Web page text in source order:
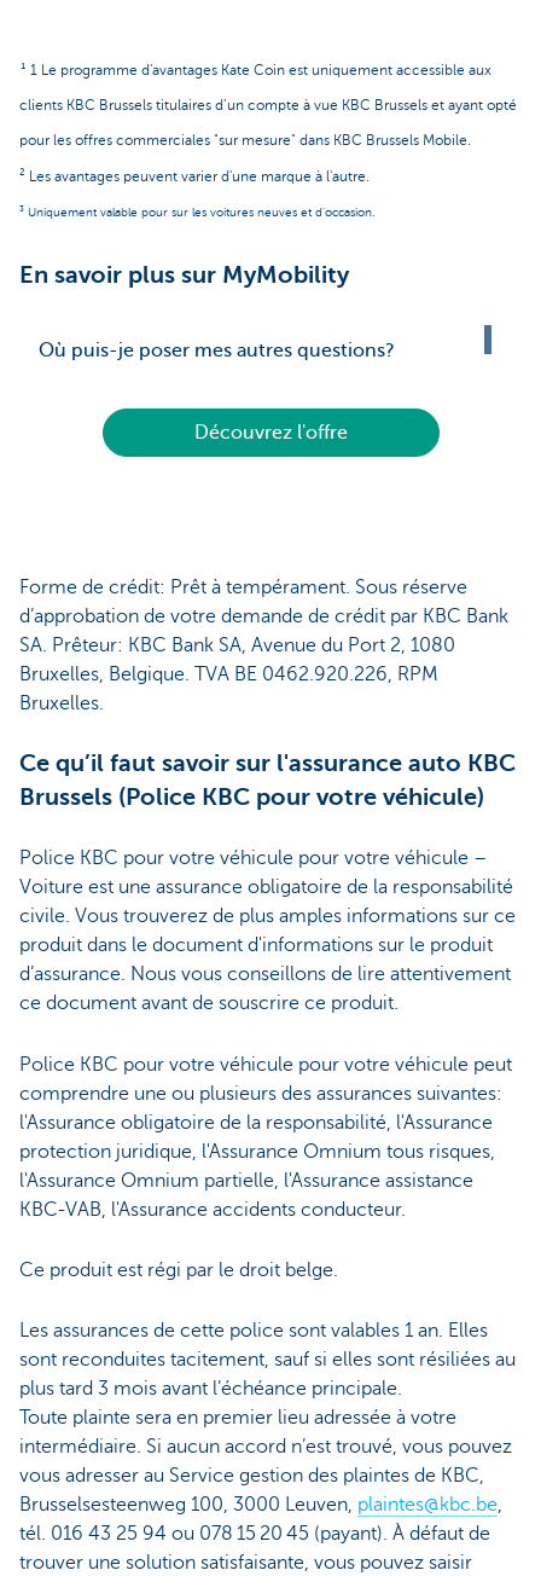
¹ 1 Le programme d'avantages Kate Coin est uniquement accessible aux
clients KBC Brussels titulaires d’un compte à vue KBC Brussels et ayant opté
pour les offres commerciales "sur mesure" dans KBC Brussels Mobile.
² Les avantages peuvent varier d'une marque à l'autre.
³ Uniquement valable pour sur les voitures neuves et d'occasion.
En savoir plus sur MyMobility
Où puis-je poser mes autres questions?
Découvrez l'offre
Forme de crédit: Prêt à tempérament. Sous réserve
d’approbation de votre demande de crédit par KBC Bank
SA. Prêteur: KBC Bank SA, Avenue du Port 2, 1080
Bruxelles, Belgique. TVA BE 0462.920.226, RPM
Bruxelles.
Ce qu’il faut savoir sur l'assurance auto KBC
Brussels (Police KBC pour votre véhicule)
Police KBC pour votre véhicule pour votre véhicule –
Voiture est une assurance obligatoire de la responsabilité
civile. Vous trouverez de plus amples informations sur ce
produit dans le document d'informations sur le produit
d’assurance. Nous vous conseillons de lire attentivement
ce document avant de souscrire ce produit.
Police KBC pour votre véhicule pour votre véhicule peut
comprendre une ou plusieurs des assurances suivantes:
l'Assurance obligatoire de la responsabilité, l'Assurance
protection juridique, l'Assurance Omnium tous risques,
l'Assurance Omnium partielle, l'Assurance assistance
KBC-VAB, l'Assurance accidents conducteur.
Ce produit est régi par le droit belge.
Les assurances de cette police sont valables 1 an. Elles
sont reconduites tacitement, sauf si elles sont résiliées au
plus tard 3 mois avant l’échéance principale.
Toute plainte sera en premier lieu adressée à votre
intermédiaire. Si aucun accord n’est trouvé, vous pouvez
vous adresser au Service gestion des plaintes de KBC,
Brusselsesteenweg 100, 3000 Leuven, plaintes@kbc.be,
tél. 016 43 25 94 ou 078 15 20 45 (payant). À défaut de
trouver une solution satisfaisante, vous pouvez saisir